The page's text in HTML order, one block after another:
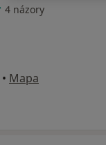
4 názory
• Mapa